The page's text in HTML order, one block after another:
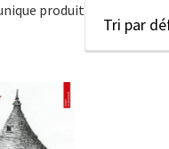
produit